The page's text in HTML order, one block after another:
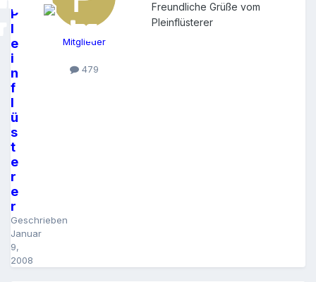
P
l
e
i
n
f
l
ü
s
t
e
r
e
r
Geschrieben
Januar
9,
2008
Mitglieder
479
Freundliche Grüße vom
Pleinflüsterer